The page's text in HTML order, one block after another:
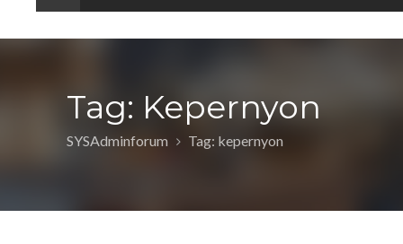
Tag: Kepernyon
SYSAdminforum Tag: kepernyon